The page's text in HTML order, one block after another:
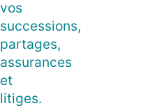
vos
successions,
partages,
assurances
et
litiges.